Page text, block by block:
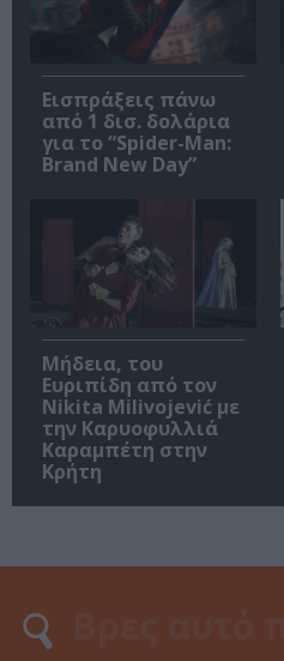
Εισπράξεις πάνω
από 1 δισ. δολάρια
για το “Spider-Man:
Brand New Day”
Μήδεια, του
Ευριπίδη από τον
Nikita Milivojević με
την Καρυοφυλλιά
Καραμπέτη στην
Κρήτη